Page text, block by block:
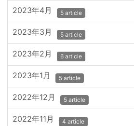
2023年4月 5 article
2023年3月 5 article
2023年2月 6 article
2023年1月 5 article
2022年12月 5 article
2022年11月 4 article